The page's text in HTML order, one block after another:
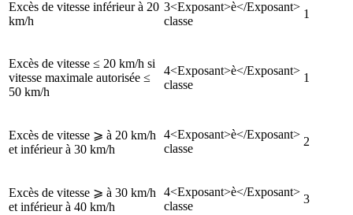
Excès de vitesse inférieur à 20
km/h
3<Exposant>è</Exposant>
classe
1
Excès de vitesse ≤ 20 km/h si
vitesse maximale autorisée ≤
50 km/h
4<Exposant>è</Exposant>
classe
1
Excès de vitesse ⩾ à 20 km/h
et inférieur à 30 km/h
4<Exposant>è</Exposant>
classe
2
Excès de vitesse ⩾ à 30 km/h
et inférieur à 40 km/h
4<Exposant>è</Exposant>
classe
3